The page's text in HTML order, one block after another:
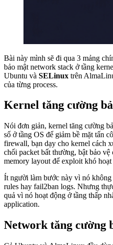
chủ Linux
30. Troubleshooting
phổ biến
31. Tổng quan bảo mật
trước khi phòng thủ
32. Bảo vệ SSH toàn
33. User và Permission
Privilege
firewalld cho production
35. CrowdSec trên
Fail2ban
36. Cập nhật hệ thống tự
37. Logging, Monitoring
auditd, AIDE và Wazuh
Bài này mình sẽ đi qua 3 mảng
bảo mật network stack ở tầng
Ubuntu và SELinux trên
của từng process.
Kernel tăng cường
Nói đơn giản, kernel tăng cường
số ở tầng OS để giảm bề mặt tấn
firewall, bạn dạy cho kernel cách
chối packet bất thường, bật bảo
memory layout để exploit khó
Ít người làm bước này vì nó
rules hay fail2ban logs. Nhưng
quả vì nó hoạt động ở tầng thấp
application.
Network tăng cường